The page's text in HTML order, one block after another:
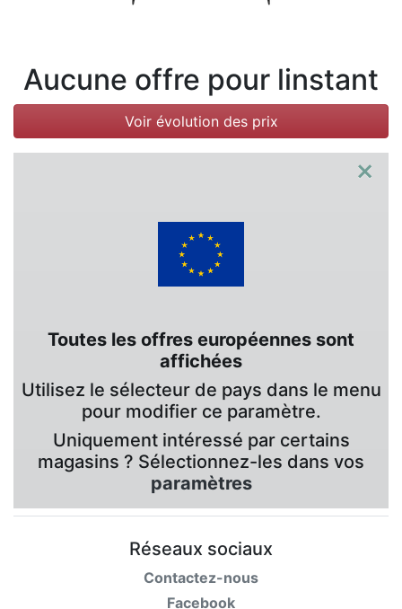
Aucune offre pour linstant
Voir évolution des prix
×
Toutes les offres européennes sont
affichées
Utilisez le sélecteur de pays dans le menu
pour modifier ce paramètre.
Uniquement intéressé par certains
magasins ? Sélectionnez-les dans vos
paramètres
Réseaux sociaux
Contactez-nous
Facebook